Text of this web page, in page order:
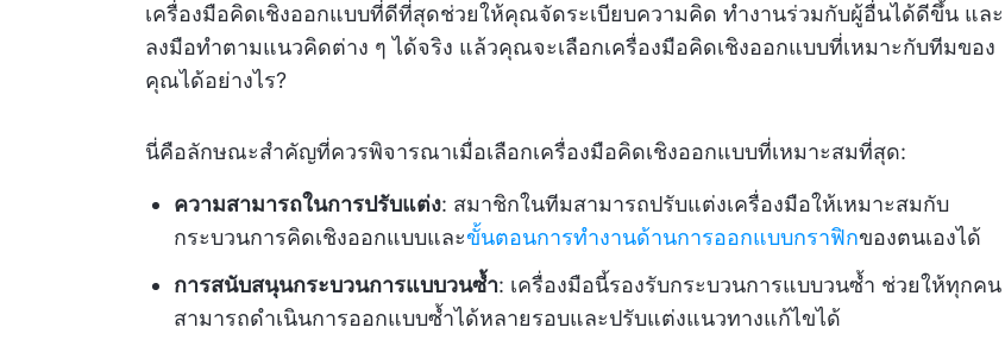
เครื่องมือคิดเชิงออกแบบที่ดีที่สุดช่วยให้คุณจัดระเบียบความคิด ทำงานร่วมกับผู้อื่นได้ดีขึ้น และ
ลงมือทำตามแนวคิดต่าง ๆ ได้จริง แล้วคุณจะเลือกเครื่องมือคิดเชิงออกแบบที่เหมาะกับทีมของ
คุณได้อย่างไร?
นี่คือลักษณะสำคัญที่ควรพิจารณาเมื่อเลือกเครื่องมือคิดเชิงออกแบบที่เหมาะสมที่สุด:
ความสามารถในการปรับแต่ง: สมาชิกในทีมสามารถปรับแต่งเครื่องมือให้เหมาะสมกับ
กระบวนการคิดเชิงออกแบบและขั้นตอนการทำงานด้านการออกแบบกราฟิกของตนเองได้
การสนับสนุนกระบวนการแบบวนซ้ำ: เครื่องมือนี้รองรับกระบวนการแบบวนซ้ำ ช่วยให้ทุกคน
สามารถดำเนินการออกแบบซ้ำได้หลายรอบและปรับแต่งแนวทางแก้ไขได้